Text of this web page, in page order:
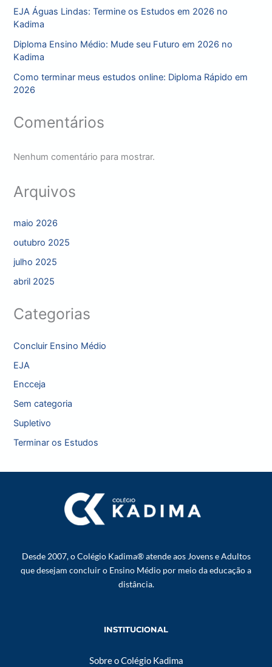
EJA Águas Lindas: Termine os Estudos em 2026 no
Kadima
Diploma Ensino Médio: Mude seu Futuro em 2026 no
Kadima
Como terminar meus estudos online: Diploma Rápido em
2026
Comentários
Nenhum comentário para mostrar.
Arquivos
maio 2026
outubro 2025
julho 2025
abril 2025
Categorias
Concluir Ensino Médio
EJA
Encceja
Sem categoria
Supletivo
Terminar os Estudos
Desde 2007, o Colégio Kadima® atende aos Jovens e Adultos
que desejam concluir o Ensino Médio por meio da educação a
distância.
INSTITUCIONAL
Sobre o Colégio Kadima